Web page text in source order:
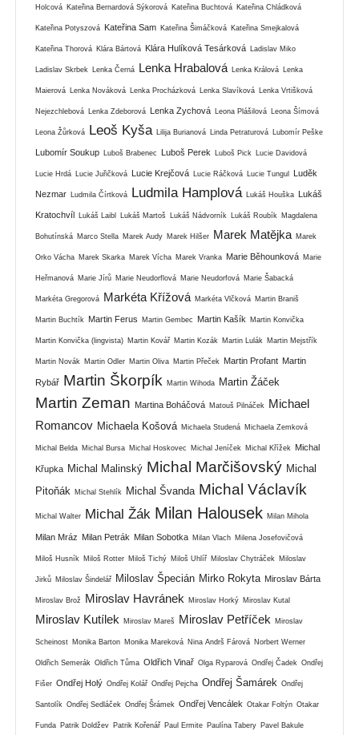
Holcová Kateřina Bernardová Sýkorová Kateřina Buchtová Kateřina Chládková
Kateřina Potyszová Kateřina Sam Kateřina Šimáčková Kateřina Smejkalová
Kateřina Thorová Klára Bártová Klára Hulíková Tesárková Ladislav Miko
Ladislav Skrbek Lenka Černá Lenka Hrabalová Lenka Králová Lenka
Maierová Lenka Nováková Lenka Procházková Lenka Slavíková Lenka Vrtišková
Nejezchlebová Lenka Zdeborová Lenka Zychová Leona Plášilová Leona Šímová
Leona Žůrková Leoš Kyša Lilija Burianová Linda Petraturová Lubomír Peške
Lubomír Soukup Luboš Brabenec Luboš Perek Luboš Pick Lucie Davidová
Lucie Hrdá Lucie Juřičková Lucie Krejčová Lucie Ráčková Lucie Tungul Luděk
Nezmar Ludmila Čírtková Ludmila Hamplová Lukáš Houška Lukáš
Kratochvíl Lukáš Laibl Lukáš Martoš Lukáš Nádvorník Lukáš Roubík Magdalena
Bohutínská Marco Stella Marek Audy Marek Hilšer Marek Matějka Marek
Orko Vácha Marek Skarka Marek Vícha Marek Vranka Marie Běhounková Marie
Heřmanová Marie Jírů Marie Neudorflová Marie Neudorfová Marie Šabacká
Markéta Gregorová Markéta Křížová Markéta Vlčková Martin Braniš
Martin Buchtík Martin Ferus Martin Gembec Martin Kašík Martin Konvička
Martin Konvička (lingvista) Martin Kovář Martin Kozák Martin Lulák Martin Mejstřík
Martin Novák Martin Odler Martin Oliva Martin Přeček Martin Profant Martin
Rybář Martin Škorpík Martin Wihoda Martin Žáček
Martin Zeman Martina Boháčová Matouš Pilnáček
Michael
Romancov Michaela Košová Michaela Studená Michaela Zemková
Michal Belda Michal Bursa Michal Hoskovec Michal Jeníček Michal Křížek Michal
Křupka Michal Malinský Michal Marčišovský Michal
Pitoňák
Michal Stehlík Michal Švanda Michal Václavík
Michal Walter Michal Žák Milan Halousek Milan Mihola
Milan Mráz Milan Petrák Milan Sobotka Milan Vlach Milena Josefovičová
Miloš Husník Miloš Rotter Miloš Tichý Miloš Uhlíř Miloslav Chytráček Miloslav
Jirků Miloslav Šindelář Miloslav Špecián Mirko Rokyta Miroslav Bárta
Miroslav Brož Miroslav Havránek Miroslav Horký Miroslav Kutal
Miroslav Kutílek Miroslav Mareš Miroslav Petříček Miroslav
Scheinost Monika Barton Monika Mareková Nina Andrš Fárová Norbert Werner
Oldřich Semerák Oldřich Tůma Oldřich Vinař Olga Ryparová Ondřej Čadek Ondřej
Fišer Ondřej Holý Ondřej Kolář Ondřej Pejcha Ondřej Šamárek Ondřej
Santolík Ondřej Sedláček Ondřej Šrámek Ondřej Vencálek Otakar Foltýn Otakar
Funda Patrik Doldžev Patrik Kořenář Paul Ermite Paulína Tabery Pavel Bakule